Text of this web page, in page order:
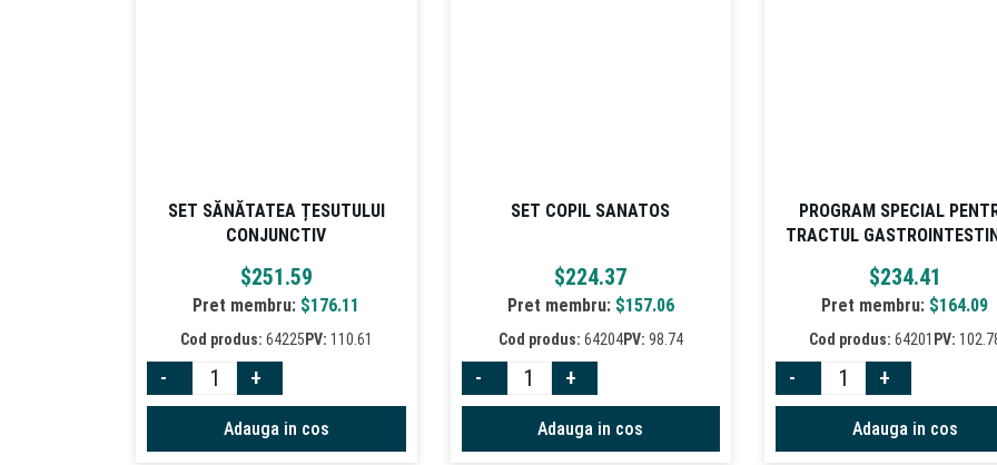
SET SĂNĂTATEA ȚESUTULUI
CONJUNCTIV
$251.59
Pret membru: $176.11
Cod produs: 64225 PV: 110.61
- +
Adauga in cos
SET COPIL SANATOS
$224.37
Pret membru: $157.06
Cod produs: 64204PV: 98.74
- +
Adauga in cos
PROGRAM SPECIAL
TRACTUL
$234.41
Pret membru: $164.09
Cod produs: 64201 PV:
- +
Adauga in cos